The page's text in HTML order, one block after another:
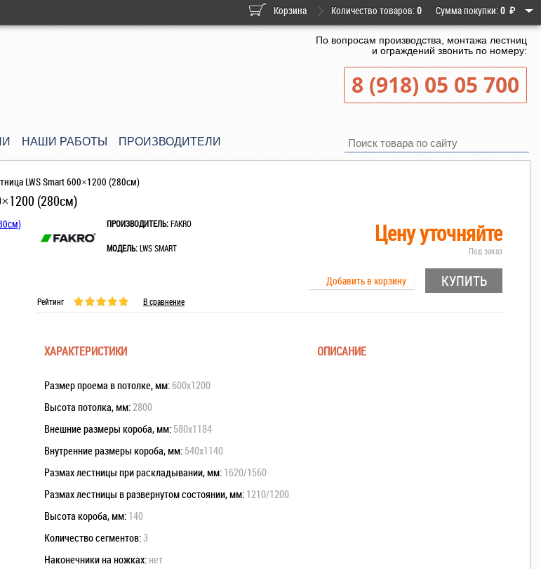
Корзина Количество товаров:0 Сумма покупки:0 ₽
По вопросам производства, монтажа лестниц
и ограждений звонить по номеру:
8 (918) 05 05 700
НАШИ РАБОТЫ
ПРОИЗВОДИТЕЛИ
LWS Smart 600×1200 (280см)
(280см)
ПРОИЗВОДИТЕЛЬ: FAKRO
МОДЕЛЬ: LWS SMART
Рейтинг В сравнение
Цену уточняйте
Под заказ
КУПИТЬ
Добавить в корзину
ХАРАКТЕРИСТИКИ
Размер проема в потолке, мм: 600x1200
Высота потолка, мм:2800
Внешние размеры короба, мм: 580x1184
Внутренние размеры короба, мм: 540x1140
Размах лестницы при раскладывании, мм: 1620/1560
Размах лестницы в развернутом состоянии, мм: 1210/1200
Высота короба, мм: 140
Количество сегментов:3
Наконечники на ножках: нет
ОПИСАНИЕ